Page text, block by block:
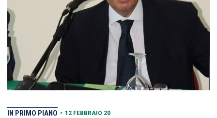
IN PRIMO PIANO • 12 FEBBRAIO 20